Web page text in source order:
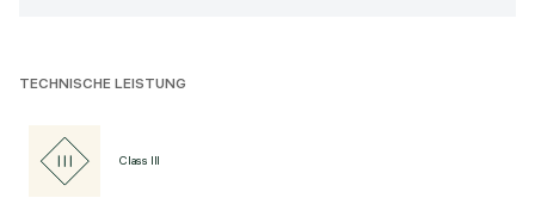
TECHNISCHE LEISTUNG
Class III